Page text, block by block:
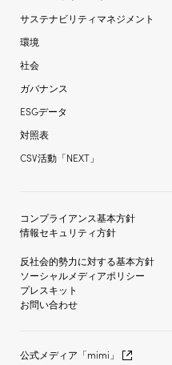
サステナビリティマネジメント
環境
社会
ガバナンス
ESGデータ
対照表
CSV活動「NEXT」
コンプライアンス基本方針
情報セキュリティ方針
反社会的勢力に対する基本方針
ソーシャルメディアポリシー
プレスキット
お問い合わせ
公式メディア「mimi」